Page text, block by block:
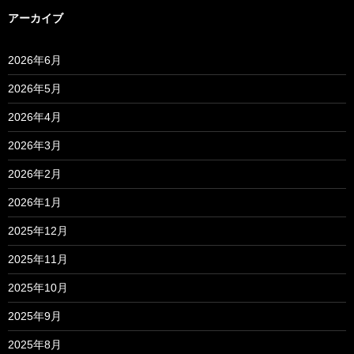
アーカイブ
2026年6月
2026年5月
2026年4月
2026年3月
2026年2月
2026年1月
2025年12月
2025年11月
2025年10月
2025年9月
2025年8月